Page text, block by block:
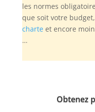
les normes
que soit votre
charteet encore
…
Obtenez